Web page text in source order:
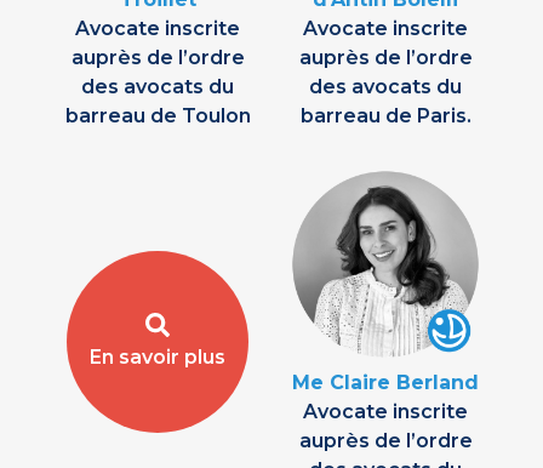
Avocate inscrite
auprès de l’ordre
des avocats du
barreau de Toulon
Avocate inscrite
auprès de l’ordre
des avocats du
barreau de Paris.
En savoir plus
Me Claire Berland
Avocate inscrite
auprès de l’ordre